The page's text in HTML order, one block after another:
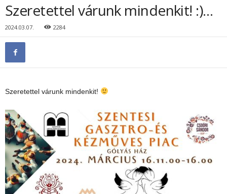
Szeretettel várunk mindenkit! :)…
2024.03.07. 2284
Szeretettel várunk mindenkit!